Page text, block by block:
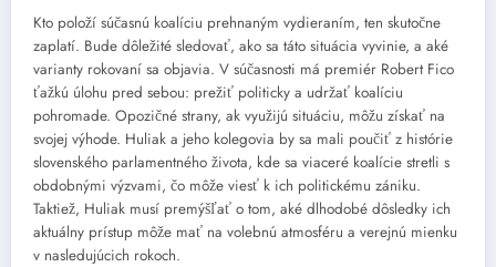
Kto položí súčasnú koalíciu prehnaným vydieraním, ten skutočne
zaplatí. Bude dôležité sledovať, ako sa táto situácia vyvinie, a aké
varianty rokovaní sa objavia. V súčasnosti má premiér Robert Fico
ťažkú úlohu pred sebou: prežiť politicky a udržať koalíciu
pohromade. Opozičné strany, ak využijú situáciu, môžu získať na
svojej výhode. Huliak a jeho kolegovia by sa mali poučiť z histórie
slovenského parlamentného života, kde sa viaceré koalície stretli s
obdobnými výzvami, čo môže viesť k ich politickému zániku.
Taktiež, Huliak musí premýšľať o tom, aké dlhodobé dôsledky ich
aktuálny prístup môže mať na volebnú atmosféru a verejnú mienku
v nasledujúcich rokoch.